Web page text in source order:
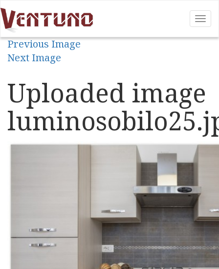
Previous Image
Next Image
Uploaded image